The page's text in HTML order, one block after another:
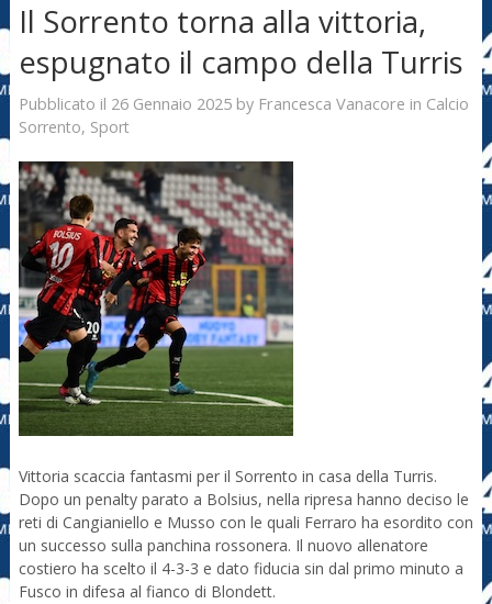
Il Sorrento torna alla vittoria,
espugnato il campo della Turris
Pubblicato il 26 Gennaio 2025by Francesca Vanacore in Calcio
Sorrento, Sport
Vittoria scaccia fantasmi per il Sorrento in casa della Turris.
Dopo un penalty parato a Bolsius, nella ripresa hanno deciso le
reti di Cangianiello e Musso con le quali Ferraro ha esordito con
un successo sulla panchina rossonera. Il nuovo allenatore
costiero ha scelto il 4-3-3 e dato fiducia sin dal primo minuto a
Fusco in difesa al fianco di Blondett.